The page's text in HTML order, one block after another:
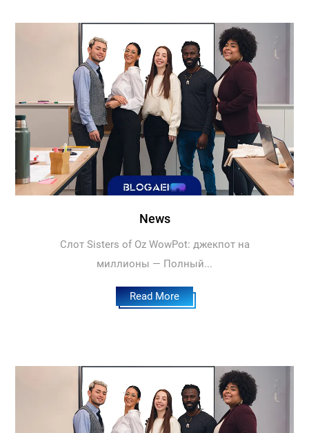
News
Слот Sisters of Oz WowPot: джекпот на
миллионы — Полный...
Read More